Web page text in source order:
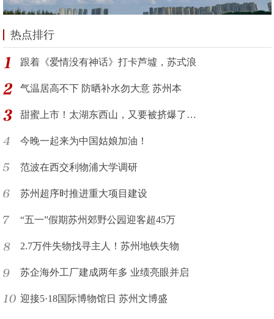
热点排行
跟着《爱情没有神话》打卡芦墟，苏式浪
气温居高不下 防晒补水勿大意 苏州本
甜蜜上市！太湖东西山，又要被挤爆了…
今晚一起来为中国姑娘加油！
范波在西交利物浦大学调研
苏州超序时推进重大项目建设
“五一”假期苏州郊野公园迎客超45万
2.7万件失物找寻主人！苏州地铁失物
苏企海外工厂建成两年多 业绩亮眼并启
迎接5·18国际博物馆日 苏州文博盛